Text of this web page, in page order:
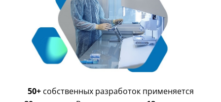
50+собственных разработок применяется